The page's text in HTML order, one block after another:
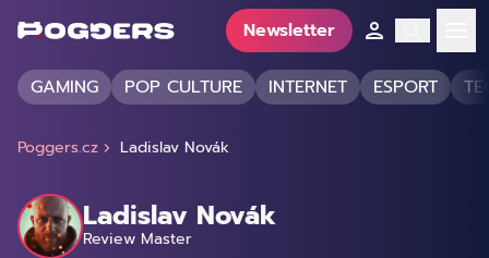
Newsletter
GAMING POP CULTURE INTERNET ESPORT
Poggers.cz Ladislav Novák
Ladislav Novák
Review Master